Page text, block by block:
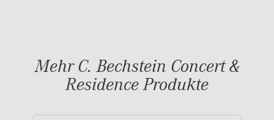
Mehr C. Bechstein Concert &
Residence Produkte